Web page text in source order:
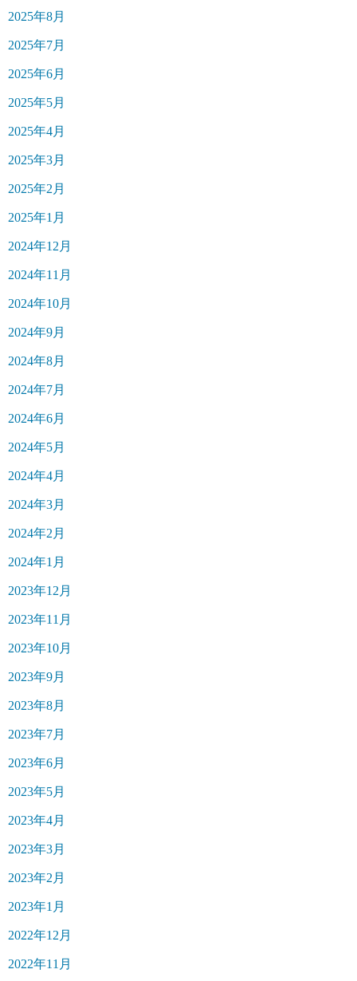
2025年8月
2025年7月
2025年6月
2025年5月
2025年4月
2025年3月
2025年2月
2025年1月
2024年12月
2024年11月
2024年10月
2024年9月
2024年8月
2024年7月
2024年6月
2024年5月
2024年4月
2024年3月
2024年2月
2024年1月
2023年12月
2023年11月
2023年10月
2023年9月
2023年8月
2023年7月
2023年6月
2023年5月
2023年4月
2023年3月
2023年2月
2023年1月
2022年12月
2022年11月